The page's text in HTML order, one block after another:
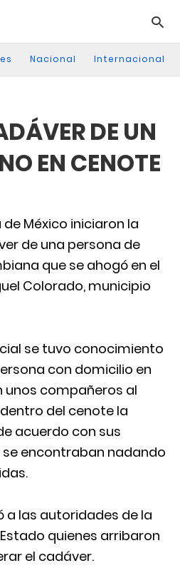
Nacional Internacional
DE UN
EN CENOTE
México iniciaron la
de una persona de
que se ahogó en el
Colorado, municipio
se tuvo conocimiento
con domicilio en
unos compañeros al
del cenote la
acuerdo con sus
encontraban nadando
a las autoridades de la
quienes arribaron
el cadáver.